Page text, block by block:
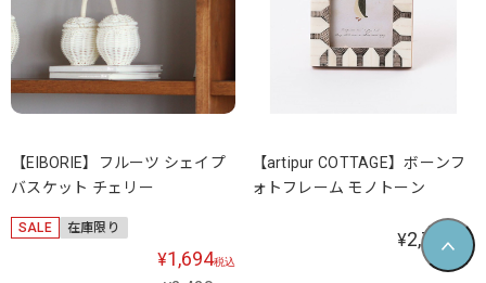
【EIBORIE】フルーツ シェイプ
バスケット チェリー
SALE 在庫限り
¥1,694税込
【artipur COTTAGE】ボーンフ
ォトフレーム モノトーン
¥2,750 税込